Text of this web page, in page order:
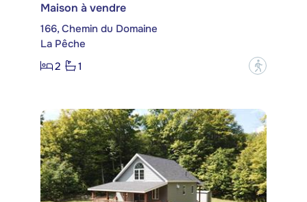
Maison à vendre
166, Chemin du Domaine
La Pêche
2
1 ?